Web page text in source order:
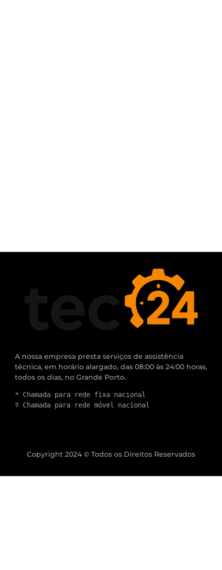
A nossa empresa presta serviços de assistência
técnica, em horário alargado, das 08:00 às 24:00 horas,
todos os dias, no Grande Porto.
* Chamada para rede fixa nacional
º Chamada para rede móvel nacional
Copyright 2024 © Todos os Direitos Reservados